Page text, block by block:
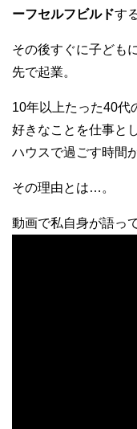
ーフセルフビルドす
その後すぐに子ども
先で起業。
10年以上たった40代
好きなことを仕事と
ハウスで過ごす時間
その理由とは…。
動画で私自身が語っ